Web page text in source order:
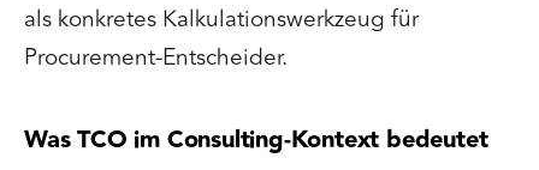
als konkretes Kalkulationswerkzeug für
Procurement-Entscheider.
Was TCO im Consulting-Kontext bedeutet